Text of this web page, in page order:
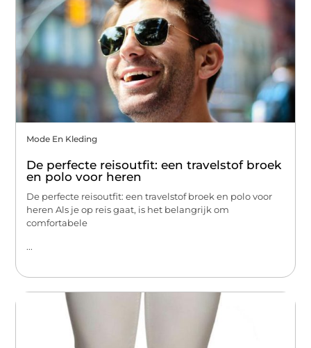
Mode En Kleding
De perfecte reisoutfit: een travelstof broek
en polo voor heren
De perfecte reisoutfit: een travelstof broek en polo voor
heren Als je op reis gaat, is het belangrijk om
comfortabele
...